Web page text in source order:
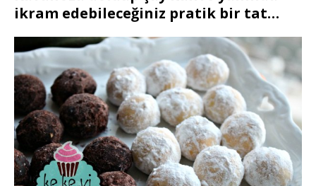
ikram edebileceğiniz pratik bir tat…